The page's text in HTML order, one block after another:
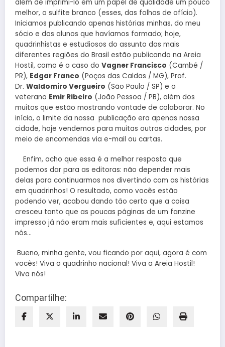
além de imprimi-lo em um papel de qualidade um pouco
melhor, o sulfite branco (esses, das folhas de ofício).
Iniciamos publicando apenas histórias minhas, do meu
sócio e dos alunos que havíamos formado; hoje,
quadrinhistas e estudiosos do assunto das mais
diferentes regiões do Brasil estão publicando na Areia
Hostil, como é o caso do Vagner Francisco (Cambé /
PR), Edgar Franco (Poços das Caldas / MG), Prof.
Dr. Waldomiro Vergueiro (São Paulo / SP) e o
veterano Emir Ribeiro (João Pessoa / PB), além dos
muitos que estão mostrando vontade de colaborar. No
início, o limite da nossa publicação era apenas nossa
cidade, hoje vendemos para muitas outras cidades, por
meio de encomendas via e-mail ou cartas.
Enfim, acho que essa é a melhor resposta que
podemos dar para as editoras: não depender mais
delas para continuarmos nos divertindo com as histórias
em quadrinhos! O resultado, como vocês estão
podendo ver, acabou dando tão certo que a coisa
cresceu tanto que as poucas páginas de um fanzine
impresso já não eram mais suficientes e, aqui estamos
nós…
Bueno, minha gente, vou ficando por aqui, agora é com
vocês! Viva o quadrinho nacional! Viva a Areia Hostil!
Viva nós!
Compartilhe: